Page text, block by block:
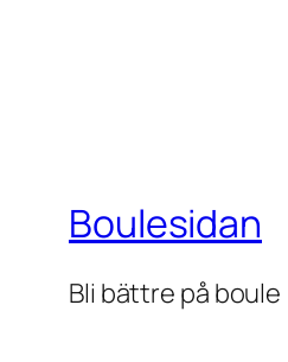
Boulesidan
Bli bättre på boule